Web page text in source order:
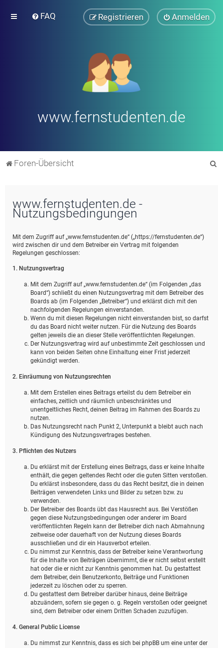
FAQ Anmelden
Registrieren
www.fernstudenten.de
Foren-Übersicht
www.fernstudenten.de -
Nutzungsbedingungen
Mit dem Zugriff auf „www.fernstudenten.de“ („https://fernstudenten.de“)
wird zwischen dir und dem Betreiber ein Vertrag mit folgenden
Regelungen geschlossen:
1. Nutzungsvertrag
Mit dem Zugriff auf „www.fernstudenten.de“ (im Folgenden „das
Board“) schließt du einen Nutzungsvertrag mit dem Betreiber des
Boards ab (im Folgenden „Betreiber“) und erklärst dich mit den
nachfolgenden Regelungen einverstanden.
Wenn du mit diesen Regelungen nicht einverstanden bist, so darfst
du das Board nicht weiter nutzen. Für die Nutzung des Boards
gelten jeweils die an dieser Stelle veröffentlichten Regelungen.
Der Nutzungsvertrag wird auf unbestimmte Zeit geschlossen und
kann von beiden Seiten ohne Einhaltung einer Frist jederzeit
gekündigt werden.
2. Einräumung von Nutzungsrechten
Mit dem Erstellen eines Beitrags erteilst du dem Betreiber ein
einfaches, zeitlich und räumlich unbeschränktes und
unentgeltliches Recht, deinen Beitrag im Rahmen des Boards zu
nutzen.
Das Nutzungsrecht nach Punkt 2, Unterpunkt a bleibt auch nach
Kündigung des Nutzungsvertrages bestehen.
3. Pflichten des Nutzers
Du erklärst mit der Erstellung eines Beitrags, dass er keine Inhalte
enthält, die gegen geltendes Recht oder die guten Sitten verstoßen.
Du erklärst insbesondere, dass du das Recht besitzt, die in deinen
Beiträgen verwendeten Links und Bilder zu setzen bzw. zu
verwenden.
Der Betreiber des Boards übt das Hausrecht aus. Bei Verstößen
gegen diese Nutzungsbedingungen oder anderer im Board
veröffentlichten Regeln kann der Betreiber dich nach Abmahnung
zeitweise oder dauerhaft von der Nutzung dieses Boards
ausschließen und dir ein Hausverbot erteilen.
Du nimmst zur Kenntnis, dass der Betreiber keine Verantwortung
für die Inhalte von Beiträgen übernimmt, die er nicht selbst erstellt
hat oder die er nicht zur Kenntnis genommen hat. Du gestattest
dem Betreiber, dein Benutzerkonto, Beiträge und Funktionen
jederzeit zu löschen oder zu sperren.
Du gestattest dem Betreiber darüber hinaus, deine Beiträge
abzuändern, sofern sie gegen o. g. Regeln verstoßen oder geeignet
sind, dem Betreiber oder einem Dritten Schaden zuzufügen.
4. General Public License
Du nimmst zur Kenntnis, dass es sich bei phpBB um eine unter der